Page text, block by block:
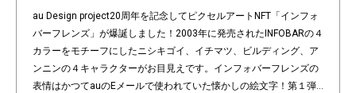
au Design project20周年を記念してピクセルアートNFT「インフォ
バーフレンズ」が爆誕しました！2003年に発売されたINFOBARの４
カラーをモチーフにしたニシキゴイ、イチマツ、ビルディング、ア
ンニンの４キャラクターがお目見えです。インフォバーフレンズの
表情はかつてauのEメールで使われていた懐かしの絵文字！第１弾